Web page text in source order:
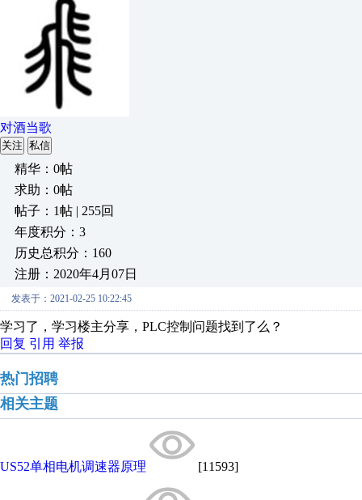
对酒当歌
关注 私信
精华：0帖
求助：0帖
帖子：1帖 | 255回
年度积分：3
历史总积分：160
注册：2020年4月07日
发表于：2021-02-25 10:22:45
学习了，学习楼主分享，PLC控制问题找到了么？
回复 引用 举报
热门招聘
相关主题
US52单相电机调速器原理 [11593]